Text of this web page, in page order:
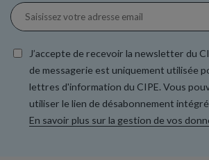
J’accepte de recevoir la newsletter du
de messagerie est uniquement utilisée
lettres d'information du CIPE. Vous
utiliser le lien de désabonnement
En savoir plus sur la gestion de vos